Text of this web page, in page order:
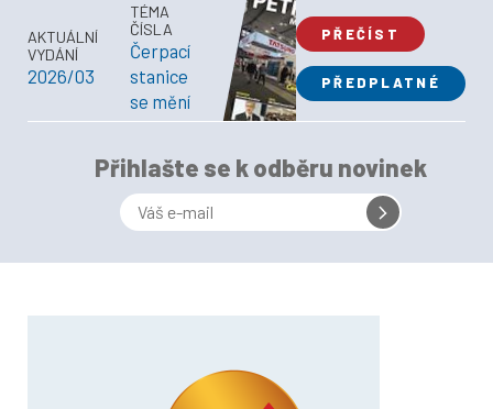
AKTUÁLNÍ
VYDÁNÍ
2026/03
TÉMA
ČÍSLA
Čerpací
stanice
se mění
PŘEČÍST
PŘEDPLATNÉ
Přihlašte se k odběru novinek